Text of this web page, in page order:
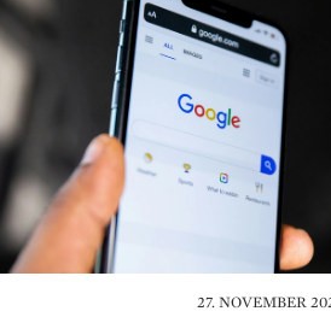
27. NOVEMBER